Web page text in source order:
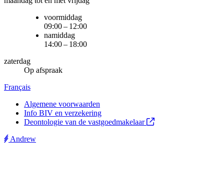
voormiddag
09:00 – 12:00
namiddag
14:00 – 18:00
zaterdag
Op afspraak
Français
Algemene voorwaarden
Info BIV en verzekering
Deontologie van de vastgoedmakelaar
Andrew